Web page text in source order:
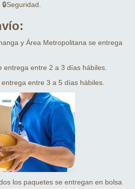
y Área Metropolitana se entrega
entre 2 a 3 días hábiles.
entre 3 a 5 días hábiles.
los paquetes se entregan en bolsa